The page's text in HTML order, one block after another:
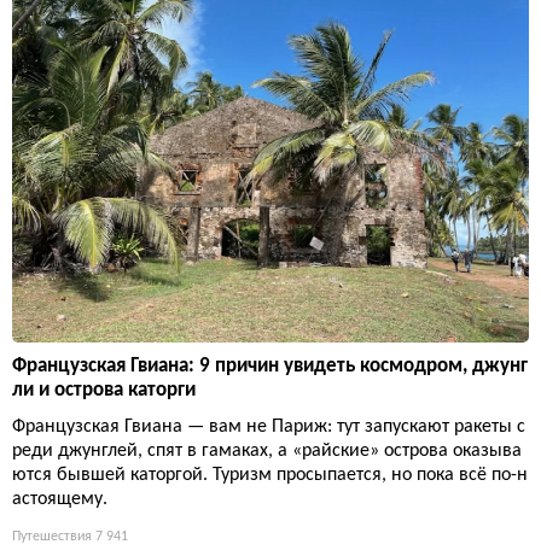
Французская Гвиана: 9 причин увидеть космодром, джунг
ли и острова каторги
Французская Гвиана — вам не Париж: тут запускают ракеты с
реди джунглей, спят в гамаках, а «райские» острова оказыва
ются бывшей каторгой. Туризм просыпается, но пока всё по-н
астоящему.
Путешествия 7 941